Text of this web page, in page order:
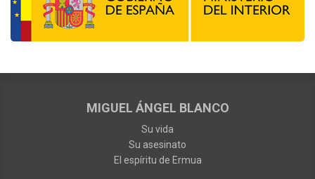
MIGUEL ÁNGEL BLANCO
Su vida
Su asesinato
El espíritu de Ermua